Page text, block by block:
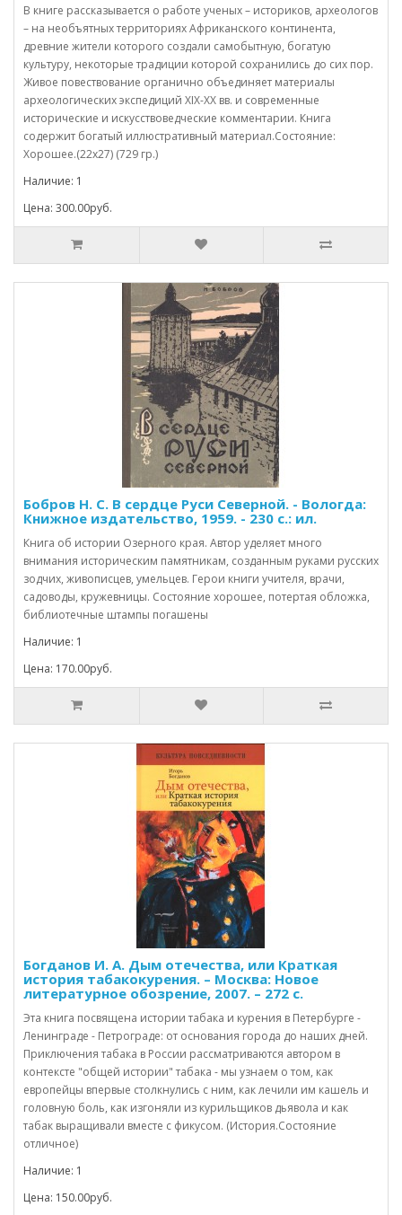
В книге рассказывается о работе ученых – историков, археологов
– на необъятных территориях Африканского континента,
древние жители которого создали самобытную, богатую
культуру, некоторые традиции которой сохранились до сих пор.
Живое повествование органично объединяет материалы
археологических экспедиций XIX-XX вв. и современные
исторические и искусствоведческие комментарии. Книга
содержит богатый иллюстративный материал.Состояние:
Хорошее.(22х27) (729 гр.)
Наличие: 1
Цена: 300.00руб.
Бобров Н. С. В сердце Руси Северной. - Вологда:
Книжное издательство, 1959. - 230 с.: ил.
Книга об истории Озерного края. Автор уделяет много
внимания историческим памятникам, созданным руками русских
зодчих, живописцев, умельцев. Герои книги учителя, врачи,
садоводы, кружевницы. Состояние хорошее, потертая обложка,
библиотечные штампы погашены
Наличие: 1
Цена: 170.00руб.
Богданов И. А. Дым отечества, или Краткая
история табакокурения. – Москва: Новое
литературное обозрение, 2007. – 272 с.
Эта книга посвящена истории табака и курения в Петербурге -
Ленинграде - Петрограде: от основания города до наших дней.
Приключения табака в России рассматриваются автором в
контексте "общей истории" табака - мы узнаем о том, как
европейцы впервые столкнулись с ним, как лечили им кашель и
головную боль, как изгоняли из курильщиков дьявола и как
табак выращивали вместе с фикусом. (История.Состояние
отличное)
Наличие: 1
Цена: 150.00руб.